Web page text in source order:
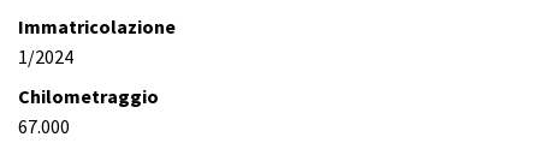
Immatricolazione
1/2024
Chilometraggio
67.000